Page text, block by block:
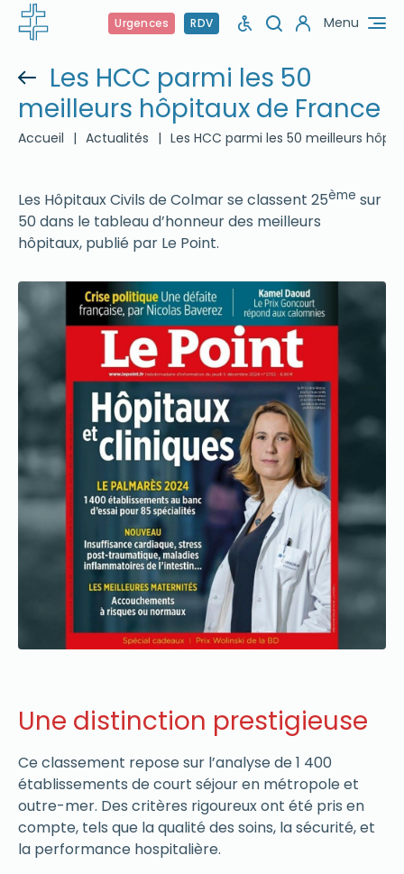
Urgences RDV Menu
Les HCC parmi les 50
meilleurs hôpitaux de France
Accueil | Actualités | Les HCC parmi les 50 meilleurs
Les Hôpitaux Civils de Colmar se classent 25ème sur
50 dans le tableau d’honneur des meilleurs
hôpitaux, publié par Le Point.
Une distinction prestigieuse
Ce classement repose sur l’analyse de 1 400
établissements de court séjour en métropole et
outre-mer. Des critères rigoureux ont été pris en
compte, tels que la qualité des soins, la sécurité, et
la performance hospitalière.